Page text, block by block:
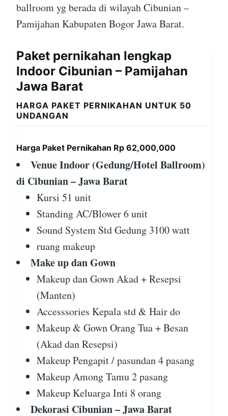
ballroom yg berada di wilayah Cibunian –
Pamijahan Kabupaten Bogor Jawa Barat.
Paket pernikahan lengkap
Indoor Cibunian – Pamijahan
Jawa Barat
HARGA PAKET PERNIKAHAN UNTUK 50
UNDANGAN
Harga Paket Pernikahan Rp 62,000,000
Venue Indoor (Gedung/Hotel Ballroom)
di Cibunian – Jawa Barat
Kursi 51 unit
Standing AC/Blower 6 unit
Sound System Std Gedung 3100 watt
ruang makeup
Make up dan Gown
Makeup dan Gown Akad + Resepsi
(Manten)
Accesssories Kepala std & Hair do
Makeup & Gown Orang Tua + Besan
(Akad dan Resepsi)
Makeup Pengapit / pasundan 4 pasang
Makeup Among Tamu 2 pasang
Makeup Keluarga Inti 8 orang
Dekorasi Cibunian – Jawa Barat